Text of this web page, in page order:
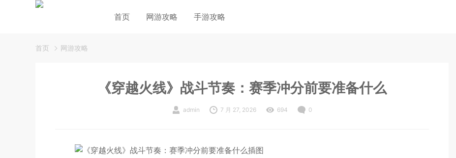
首页 网游攻略 手游攻略
首页 网游攻略
《穿越火线》战斗节奏：赛季冲分前要准备什么
admin 7 月 27, 2026 694 0